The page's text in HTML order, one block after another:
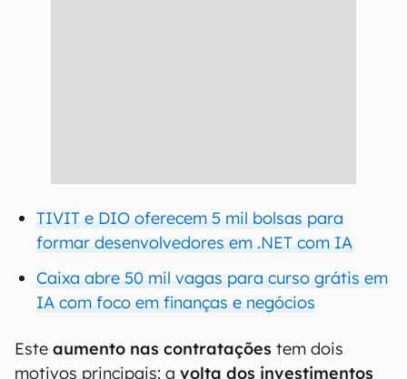
TIVIT e DIO oferecem 5 mil bolsas para
formar desenvolvedores em .NET com IA
Caixa abre 50 mil vagas para curso grátis em
IA com foco em finanças e negócios
Este aumento nas contratações tem dois
motivos principais: a volta dos investimentos